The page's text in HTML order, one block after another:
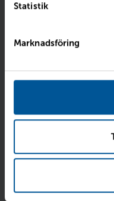
Statistik
Marknadsföring
Fyll i dina